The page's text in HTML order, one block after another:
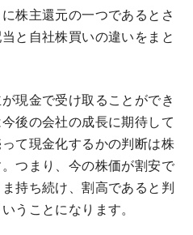
株主還元の一つであるとさ
と自社株買いの違いをまと
現金で受け取ることができ
後の会社の成長に期待して
て現金化するかの判断は株
つまり、今の株価が割安で
持ち続け、割高であると判
うことになります。